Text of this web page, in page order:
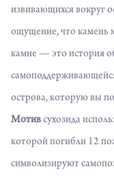
извивающихся вокруг
ощущение, что камень
камне — это история
острова, которую вы
Мотивсухозида
которой погибли 12
символизируют